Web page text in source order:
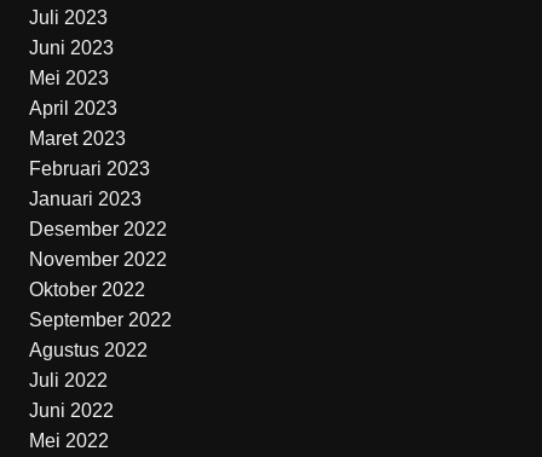
Juli 2023
Juni 2023
Mei 2023
April 2023
Maret 2023
Februari 2023
Januari 2023
Desember 2022
November 2022
Oktober 2022
September 2022
Agustus 2022
Juli 2022
Juni 2022
Mei 2022